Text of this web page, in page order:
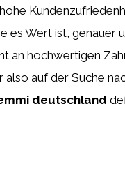
es Wert ist,
an hochwertigen
also auf der Suche
deutschland